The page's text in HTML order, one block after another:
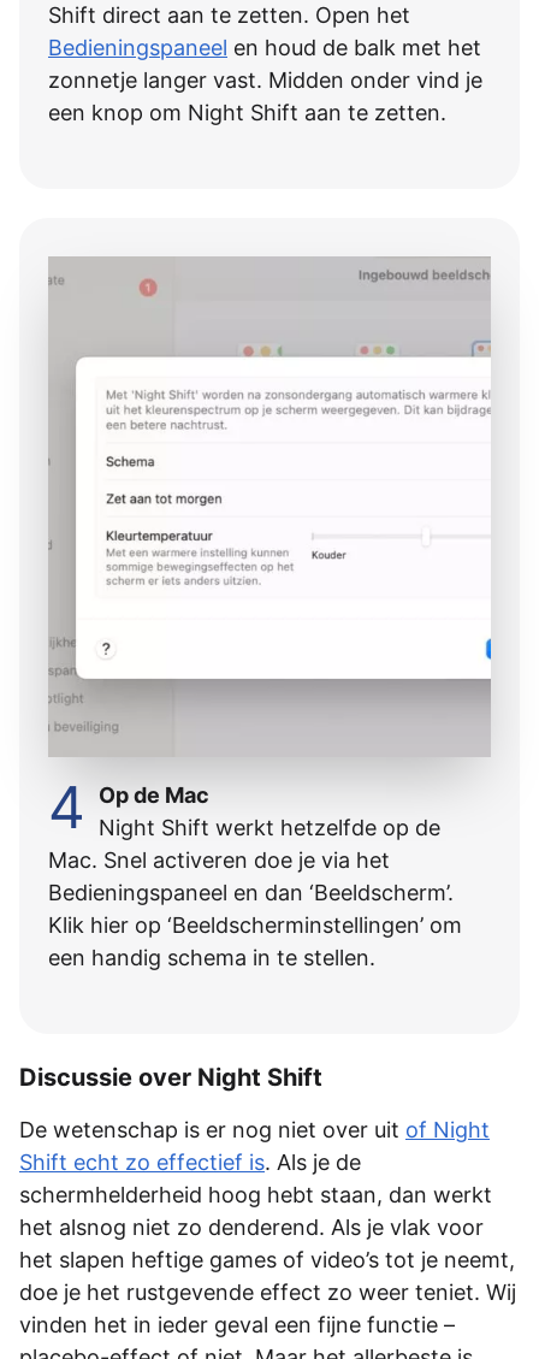
Shift direct aan te zetten. Open het
Bedieningspaneel en houd de balk met het
zonnetje langer vast. Midden onder vind je
een knop om Night Shift aan te zetten.
4
Op de Mac
Night Shift werkt hetzelfde op de
Mac. Snel activeren doe je via het
Bedieningspaneel en dan ‘Beeldscherm’.
Klik hier op ‘Beeldscherminstellingen’ om
een handig schema in te stellen.
Discussie over Night Shift
De wetenschap is er nog niet over uit of Night
Shift echt zo effectief is. Als je de
schermhelderheid hoog hebt staan, dan werkt
het alsnog niet zo denderend. Als je vlak voor
het slapen heftige games of video’s tot je neemt,
doe je het rustgevende effect zo weer teniet. Wij
vinden het in ieder geval een fijne functie –